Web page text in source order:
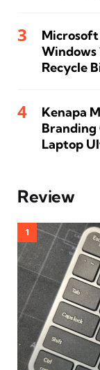
Windows
Recycle
Kenapa
Branding
Laptop
Review